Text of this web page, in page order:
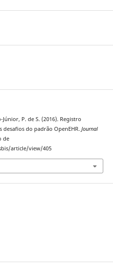
Júnior, P. de S. (2016). Registro
do padrão OpenEHR. Journal
de
article/view/405